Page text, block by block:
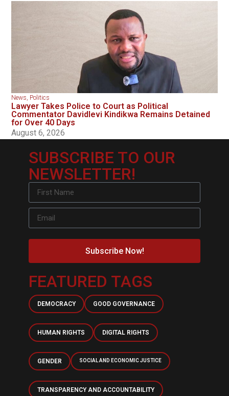
News, Politics
Lawyer Takes Police to Court as Political
Commentator Davidlevi Kindikwa Remains Detained
for Over 40 Days
August 6, 2026
SUBSCRIBE TO OUR
NEWSLETTER!
Subscribe Now!
FEATURED TAGS
DEMOCRACY GOOD GOVERNANCE
HUMAN RIGHTS DIGITAL RIGHTS
GENDER SOCIAL AND ECONOMIC JUSTICE
TRANSPARENCY AND ACCOUNTABILITY